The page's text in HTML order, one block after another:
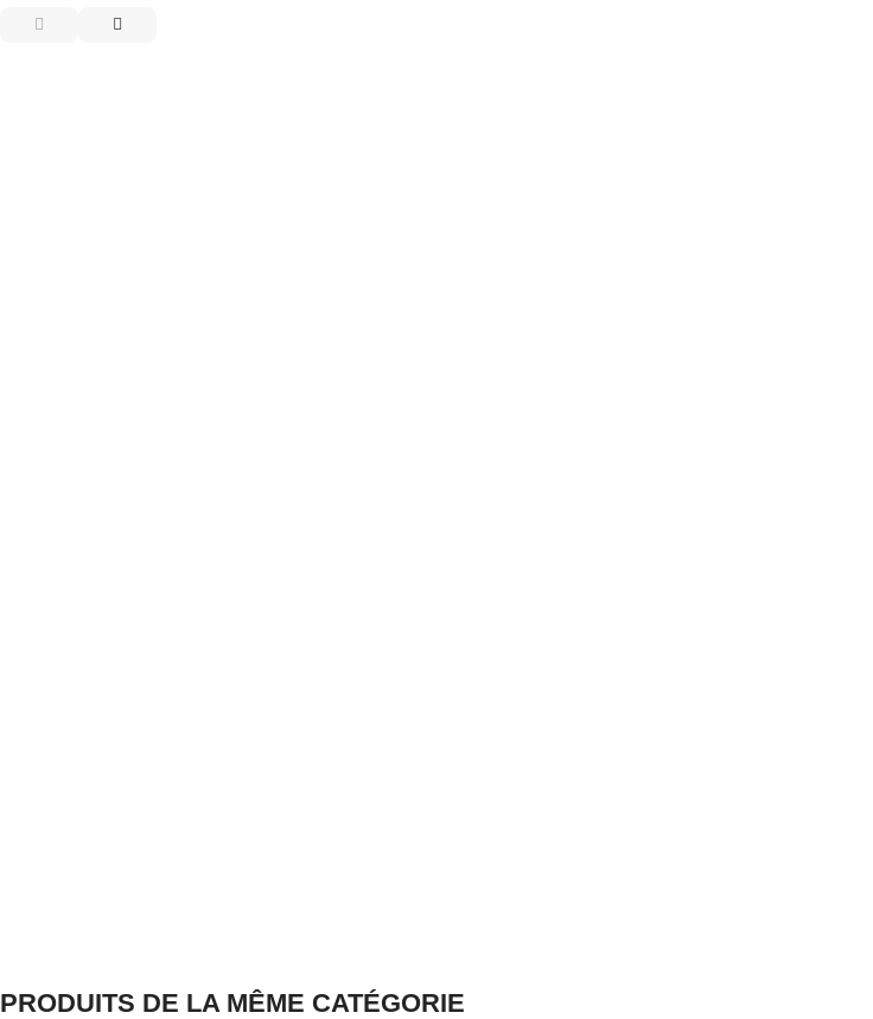
PRODUITS DE LA MÊME CATÉGORIE